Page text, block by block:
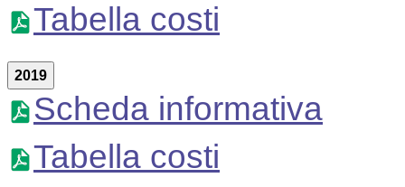
Tabella costi
2019
Scheda informativa
Tabella costi